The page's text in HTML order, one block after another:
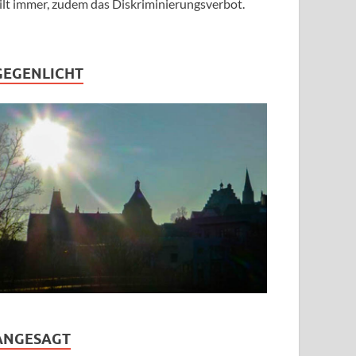
immer, zudem das Diskriminierungsverbot.